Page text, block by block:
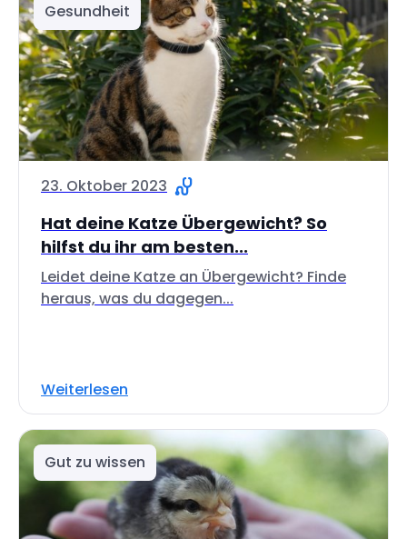
Gesundheit
23. Oktober 2023
Hat deine Katze Übergewicht? So
hilfst du ihr am besten...
Leidet deine Katze an Übergewicht? Finde
heraus, was du dagegen...
Weiterlesen
Gut zu wissen